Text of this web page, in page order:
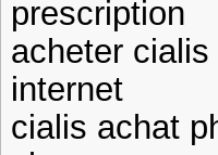
prescription
acheter
internet
cialis achat